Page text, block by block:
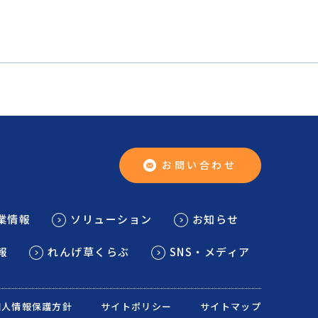
お問い合わせ
情報 ソリューション お知らせ
れんげ草くらぶ SNS・メディア
情報保護方針 サイトポリシー サイトマップ